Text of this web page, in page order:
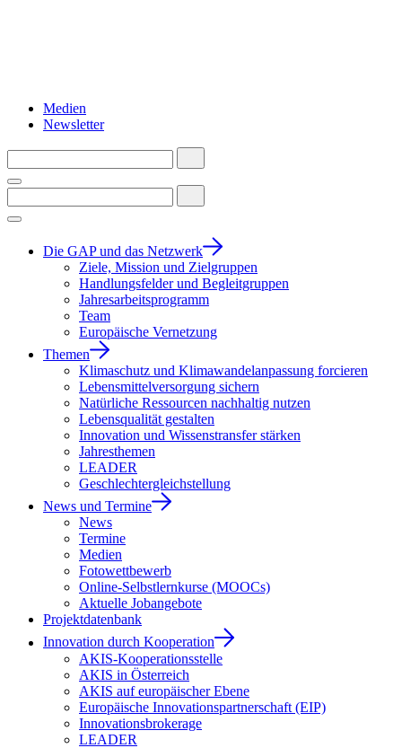
Medien
Newsletter
Die GAP und das Netzwerk
Ziele, Mission und Zielgruppen
Handlungsfelder und Begleitgruppen
Jahresarbeitsprogramm
Team
Europäische Vernetzung
Themen
Klimaschutz und Klimawandelanpassung forcieren
Lebensmittelversorgung sichern
Natürliche Ressourcen nachhaltig nutzen
Lebensqualität gestalten
Innovation und Wissenstransfer stärken
Jahresthemen
LEADER
Geschlechtergleichstellung
News und Termine
News
Termine
Medien
Fotowettbewerb
Online-Selbstlernkurse (MOOCs)
Aktuelle Jobangebote
Projektdatenbank
Innovation durch Kooperation
AKIS-Kooperationsstelle
AKIS in Österreich
AKIS auf europäischer Ebene
Europäische Innovationspartnerschaft (EIP)
Innovationsbrokerage
LEADER